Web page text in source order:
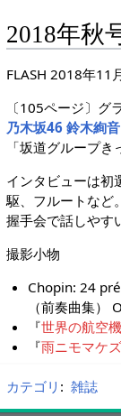
2018年秋
FLASH 2018年11
〔105ページ〕グ
乃木坂46 鈴木絢音
「坂道グループ
インタビューは初
駆、フルートなど
握手会で話しやす
撮影小物
Chopin: 24
（前奏曲集）
『世界の航空
『雨ニモマケ
カテゴリ : 雑誌